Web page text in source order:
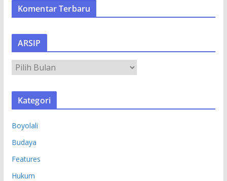
Komentar Terbaru
ARSIP
R
S
Kategori
Boyolali
Budaya
Features
Hukum